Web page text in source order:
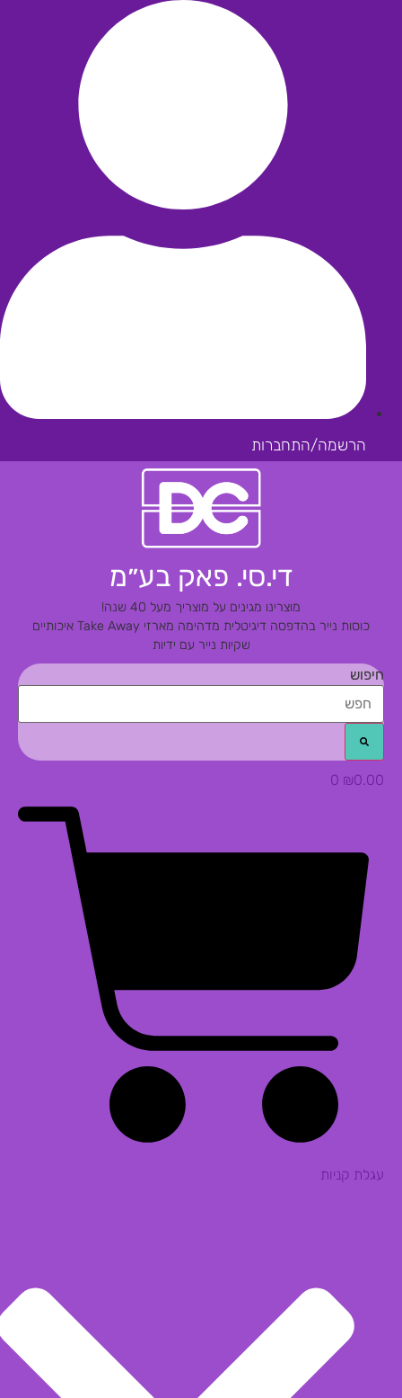
הרשמה/התחברות
די.סי. פאק בע״מ
מוצרינו מגינים על מוצריך מעל 40 שנה!
כוסות נייר בהדפסה דיגיטלית מדהימהמארזי Take Away איכותיים
שקיות נייר עם ידיות
חיפוש
₪0.00
0
עגלת קניות